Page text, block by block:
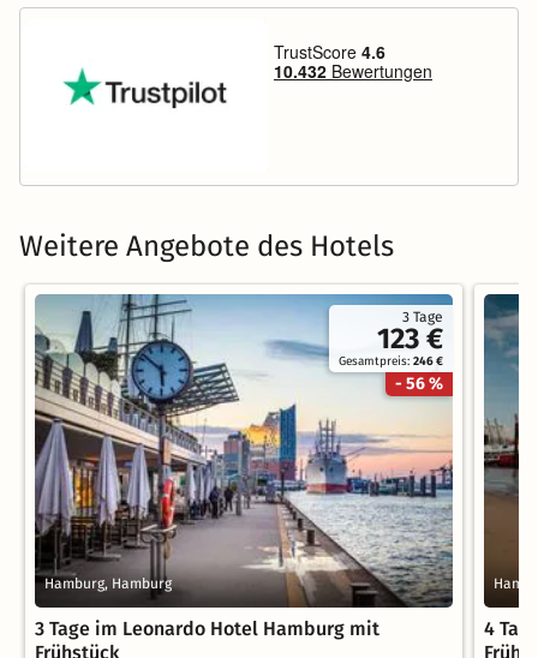
Weitere Angebote des Hotels
3 Tage
123 €
Gesamtpreis:246 €
- 56 %
Hamburg, Hamburg
3 Tage im Leonardo Hotel Hamburg mit
Frühstück
4